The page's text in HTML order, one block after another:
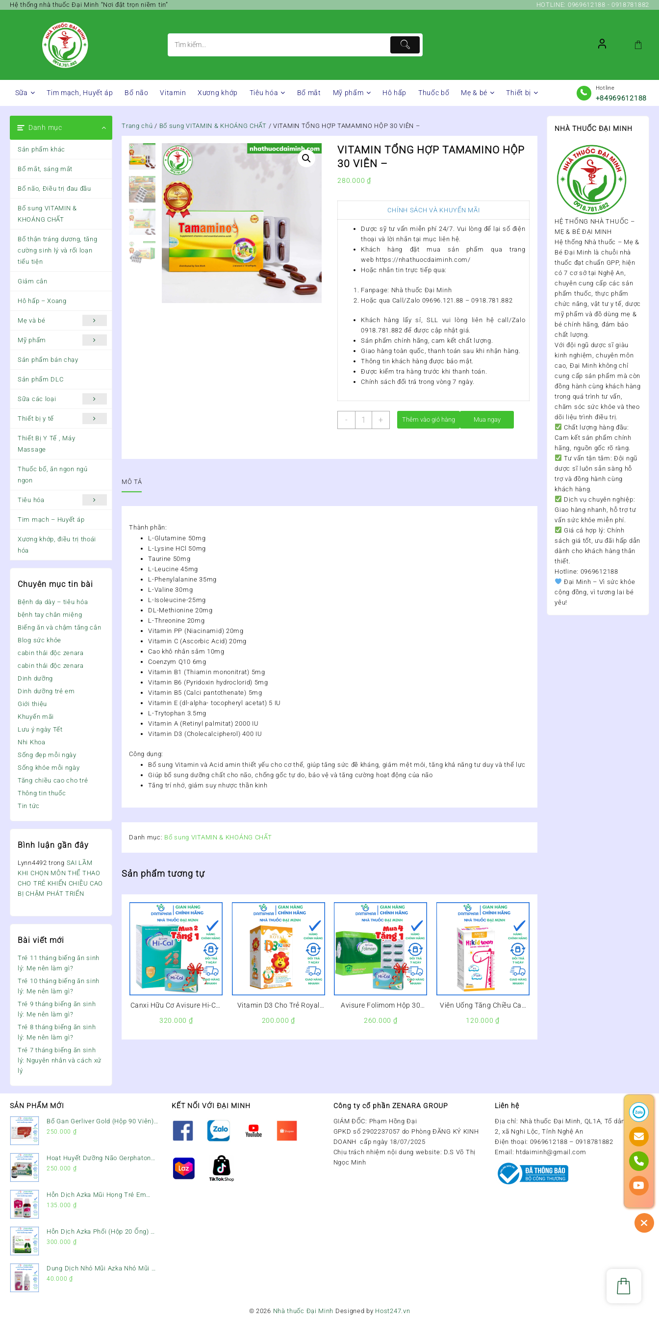
SkipHệ thống nhà thuốc Đại Minh “Nơi đặt trọn niềm tin” HOTLINE: 0969612188 - 0918781882
Sữa Tim mạch, Huyết áp Bổ não Vitamin Xương khớp Tiêu hóa Bổ mắt Mỹ phẩm Hô hấp Thuốc bổ Mẹ & bé Thiết bị
Hotline
+84969612188
Danh mục
Sản phẩm khác
Bổ mắt, sáng mắt
Bổ não, Điều trị đau đầu
Bổ sung VITAMIN &
KHOÁNG CHẤT
Bổ thận tráng dương, tăng
cường sinh lý và rối loạn
tiểu tiện
Giảm cân
Hô hấp – Xoang
Mẹ và bé
Mỹ phẩm
Sản phẩm bán chạy
Sản phẩm DLC
Sữa các loại
Thiết bị y tế
Thiết Bị Y Tế , Máy
Massage
Thuốc bổ, ăn ngon ngủ
ngon
Tiêu hóa
Tim mạch – Huyết áp
Xương khớp, điều trị thoái
hóa
Chuyên mục tin bài
Bệnh dạ dày – tiêu hóa
bệnh tay chân miệng
Biếng ăn và chậm tăng cân
Blog sức khỏe
cabin thải độc zenara
cabin thải độc zenara
Dinh dưỡng
Dinh dưỡng trẻ em
Giới thiệu
Khuyến mãi
Lưu ý ngày Tết
Nhi Khoa
Sống đẹp mỗi ngày
Sống khỏe mỗi ngày
Tăng chiều cao cho trẻ
Thông tin thuốc
Tin tức
Bình luận gần đây
Lynn4492 trong SAI LẦM
KHI CHỌN MÔN THỂ THAO
CHO TRẺ KHIẾN CHIỀU CAO
BỊ CHẬM PHÁT TRIỂN
Bài viết mới
Trẻ 11 tháng biếng ăn sinh
lý: Mẹ nên làm gì?
Trẻ 10 tháng biếng ăn sinh
lý: Mẹ nên làm gì?
Trẻ 9 tháng biếng ăn sinh
lý: Mẹ nên làm gì?
Trẻ 8 tháng biếng ăn sinh
lý: Mẹ nên làm gì?
Trẻ 7 tháng biếng ăn sinh
lý: Nguyên nhân và cách xử
lý
Trang chủ / Bổ sung VITAMIN & KHOÁNG CHẤT / VITAMIN TỔNG HỢP TAMAMINO HỘP 30 VIÊN –
VITAMIN TỔNG HỢP TAMAMINO HỘP
30 VIÊN –
280.000 ₫
CHÍNH SÁCH VÀ KHUYẾN MÃI
Dược sỹ tư vấn miễn phí 24/7. Vui lòng để lại số điện
thoại và lời nhắn tại mục liên hệ.
Khách hàng đặt mua sản phẩm qua trang
web https://nhathuocdaiminh.com/
Hoặc nhắn tin trực tiếp qua:
Fanpage: Nhà thuốc Đại Minh
Hoặc qua Call/Zalo 09696.121.88 – 0918.781.882
Khách hàng lấy sỉ, SLL vui lòng liên hệ call/Zalo
0918.781.882 để được cập nhật giá.
Sản phẩm chính hãng, cam kết chất lượng.
Giao hàng toàn quốc, thanh toán sau khi nhận hàng.
Thông tin khách hàng được bảo mật.
Được kiểm tra hàng trước khi thanh toán.
Chính sách đổi trả trong vòng 7 ngày.
-
VITAMIN
lượng
+ Thêm vào giỏ hàng Mua ngay
MÔ TẢ
Thành phần:
L-Glutamine 50mg
L-Lysine HCl 50mg
Taurine 50mg
L-Leucine 45mg
L-Phenylalanine 35mg
L-Valine 30mg
L-Isoleucine-25mg
DL-Methionine 20mg
L-Threonine 20mg
Vitamin PP (Niacinamid) 20mg
Vitamin C (Ascorbic Acid) 20mg
Cao khô nhân sâm 10mg
Coenzym Q10 6mg
Vitamin B1 (Thiamin mononitrat) 5mg
Vitamin B6 (Pyridoxin hydroclorid) 5mg
Vitamin B5 (Calci pantothenate) 5mg
Vitamin E (dl-alpha- tocopheryl acetat) 5 IU
L-Trytophan 3.5mg
Vitamin A (Retinyl palmitat) 2000 IU
Vitamin D3 (Cholecalcipherol) 400 IU
Công dụng:
Bổ sung Vitamin và Acid amin thiết yếu cho cơ thể, giúp tăng sức đề kháng, giảm mệt mỏi, tăng khả năng tư duy và thể lực
Giúp bổ sung dưỡng chất cho não, chống gốc tự do, bảo vệ và tăng cường hoạt động của não
Tăng trí nhớ, giảm suy nhược thần kinh
Danh mục: Bổ sung VITAMIN & KHOÁNG CHẤT
Sản phẩm tương tự
Canxi Hữu Cơ Avisure Hi-Cal
Canxi Cho Mọi Người – Hộp
320.000 ₫
Vitamin D3 Cho Trẻ Royal
Hấp Thu Canxi, Giúp xương
200.000₫
Avisure Folimom Hộp 30
thụ thai ở phụ nữ bị buồng
260.000 ₫
Viên Uống Tăng Chiều Cao
120.000₫
NHÀ THUỐC ĐẠI MINH
HỆ THỐNG NHÀ THUỐC –
MẸ & BÉ ĐẠI MINH
Hệ thống Nhà thuốc – Mẹ &
Bé Đại Minh là chuỗi nhà
thuốc đạt chuẩn GPP, hiện
có7 cơ sở tại Nghệ An,
chuyên cung cấp các sản
phẩm thuốc, thực phẩm
chức năng, vật tư y tế, dược
mỹ phẩm và đồ dùng mẹ &
bé chính hãng, đảm bảo
chất lượng.
Với đội ngũ dược sĩ giàu
kinh nghiệm, chuyên môn
cao, Đại Minh không chỉ
cung cấp sản phẩm mà còn
đồng hành cùng khách hàng
trong quá trình tư vấn,
chăm sóc sức khỏe và theo
dõi liệu trình điều trị.
Chất lượng hàng đầu:
Cam kết sản phẩm chính
hãng, nguồn gốc rõ ràng.
Tư vấn tận tâm: Đội ngũ
dược sĩ luôn sẵn sàng hỗ
trợ và đồng hành cùng
khách hàng.
Dịch vụ chuyên nghiệp:
Giao hàng nhanh, hỗ trợ tư
vấn sức khỏe miễn phí.
Giá cả hợp lý: Chính
sách giá tốt, ưu đãi hấp dẫn
dành cho khách hàng thân
thiết.
Hotline: 0969612188
Đại Minh – Vì sức khỏe
cộng đồng, vì tương lai bé
yêu!
SẢN PHẨM MỚI
Bổ Gan Gerliver Gold (Hộp 90 Viên)
– Hỗ Trợ Giải Độc Gan, Mát Gan &
250.000 ₫
Hoạt Huyết Dưỡng Não Gerphaton
Gold Hộp 120 Viên – Giảm Đau Đầu,
250.000 ₫
Hỗn Dịch Azka Mũi Họng Trẻ Em
(Chai 120ml) – Giảm Ho, Tiêu Đờm
135.000 ₫
Hỗn Dịch Azka Phổi (Hộp 20 Ống) –
Hỗ Trợ Giảm Ho, Tiêu Đờm & Bổ
300.000 ₫
Dung Dịch Nhỏ Mũi Azka Nhỏ Mũi –
Giảm Ngạt Mũi, Sổ Mũi Cho Trẻ Sơ
40.000 ₫
KẾT NỐI VỚI ĐẠI MINH Công ty cổ phần ZENARA GROUP
GIÁM ĐỐC: Phạm Hồng Đại
GPKD số 2902237057 do Phòng ĐĂNG KÝ KINH
DOANH cấp ngày 18/07/2025
Chịu trách nhiệm nội dung website: D.S Võ Thị
Ngọc Minh
Liên hệ
Địa chỉ: Nhà thuốc Đại Minh, QL1A, Tổ dân phố số
2, xã Nghi Lộc, Tỉnh Nghệ An
Điện thoại: 0969612188 – 0918781882
Email: htdaiminh@gmail.com
© 2026 Nhà thuốc Đại Minh Designed by Host247.vn